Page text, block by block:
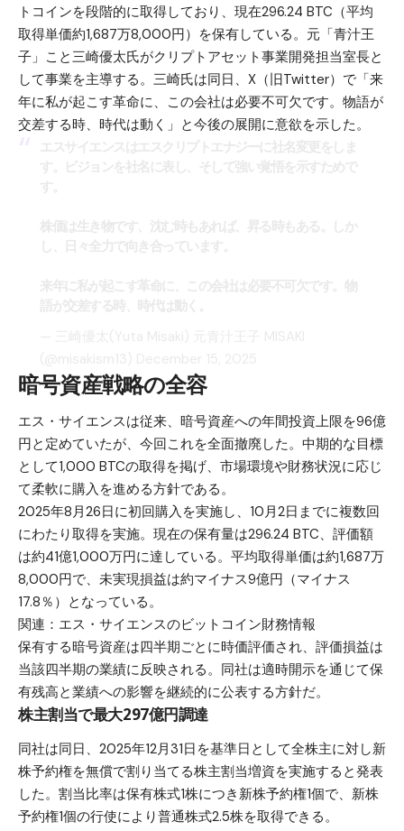
トコインを段階的に取得しており、現在296.24 BTC（平均
取得単価約1,687万8,000円）を保有している。元「青汁王
子」こと三崎優太氏がクリプトアセット事業開発担当室長と
して事業を主導する。三崎氏は同日、X（旧Twitter）で「来
年に私が起こす革命に、この会社は必要不可欠です。物語が
交差する時、時代は動く」と今後の展開に意欲を示した。
暗号資産戦略の全容
エス・サイエンスは従来、暗号資産への年間投資上限を96億
円と定めていたが、今回これを全面撤廃した。中期的な目標
として1,000 BTCの取得を掲げ、市場環境や財務状況に応じ
て柔軟に購入を進める方針である。
2025年8月26日に初回購入を実施し、10月2日までに複数回
にわたり取得を実施。現在の保有量は296.24 BTC、評価額
は約41億1,000万円に達している。平均取得単価は約1,687万
8,000円で、未実現損益は約マイナス9億円（マイナス
17.8％）となっている。
関連： エス・サイエンスのビットコイン財務情報
保有する暗号資産は四半期ごとに時価評価され、評価損益は
当該四半期の業績に反映される。同社は適時開示を通じて保
有残高と業績への影響を継続的に公表する方針だ。
株主割当で最大297億円調達
同社は同日、2025年12月31日を基準日として全株主に対し新
株予約権を無償で割り当てる株主割当増資を実施すると発表
した。割当比率は保有株式1株につき新株予約権1個で、新株
予約権1個の行使により普通株式2.5株を取得できる。